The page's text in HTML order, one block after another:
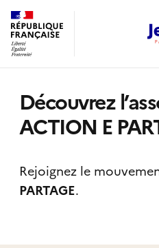
Découvrez
ACTION E
Rejoignez le
PARTAGE.